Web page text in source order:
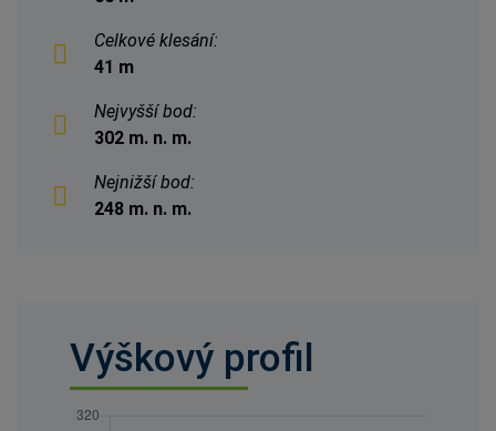
Celkové klesání:
41 m
Nejvyšší bod:
302 m. n. m.
Nejnižší bod:
248 m. n. m.
Výškový profil